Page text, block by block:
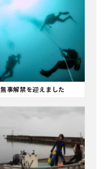
無事解禁を迎えました